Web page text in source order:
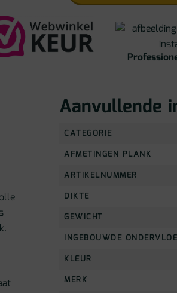
Aanvullende
CATEGORIE
AFMETINGEN PLANK
ARTIKELNUMMER
DIKTE
GEWICHT
INGEBOUWDE
KLEUR
MERK